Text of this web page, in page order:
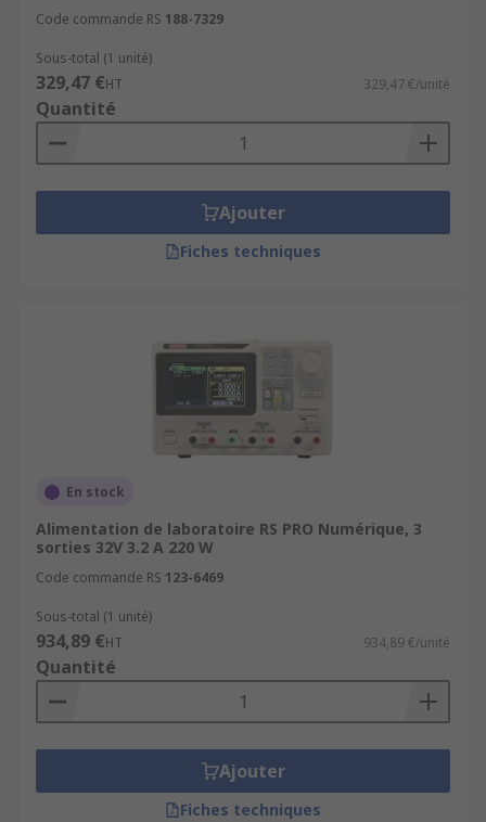
Code commande RS 188-7329
Sous-total (1 unité)
329,47 €HT 329,47 €/unité
Quantité
Ajouter
Fiches techniques
En stock
Alimentation de laboratoire RS PRO Numérique, 3
sorties 32V 3.2 A 220 W
Code commande RS 123-6469
Sous-total (1 unité)
934,89 €HT 934,89 €/unité
Quantité
Ajouter
Fiches techniques